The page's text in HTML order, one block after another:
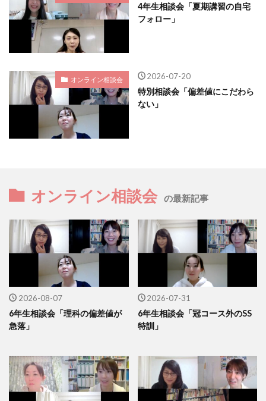
4年生相談会「夏期講習の自宅
フォロー」
オンライン相談会 2026-07-20
特別相談会「偏差値にこだわら
ない」
オンライン相談会 の最新記事
2026-08-07
6年生相談会「理科の偏差値が
急落」
2026-07-31
6年生相談会「冠コース外のSS
特訓」